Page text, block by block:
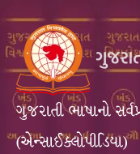
ગુજરાતી ભાષાનો
(એન્સાઈક્લોપીડિયા)